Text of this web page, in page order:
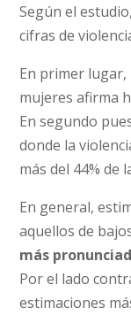
Según el
cifras de
En primer lugar,
mujeres afirma
En segundo
donde la
más del 44% de
En general,
aquellos de
más
Por el lado
estimaciones